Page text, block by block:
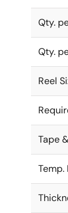
Qty.
Qty.
Reel
Tape
Temp.